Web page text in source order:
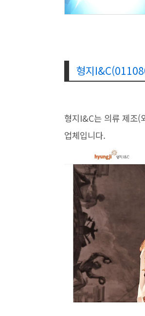
형지
형지I&C는 의류 제조(
업체입니다.